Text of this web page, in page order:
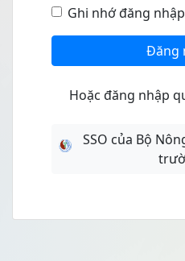
Ghi nhớ đăng
Đăng
Hoặc đăng nhập
SSO của Bộ